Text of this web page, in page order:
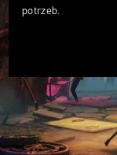
potrzeb.